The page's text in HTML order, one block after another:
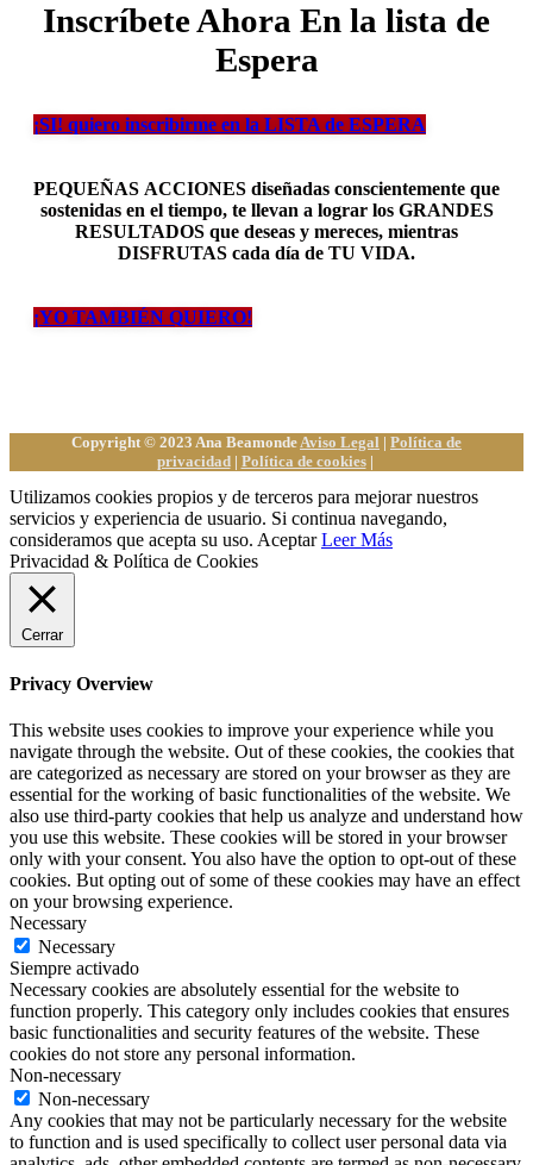
Inscríbete Ahora En la lista de
Espera
¡SI! quiero inscribirme en la LISTA de ESPERA
PEQUEÑAS ACCIONES diseñadas conscientemente que
sostenidas en el tiempo, te llevan a lograr los GRANDES
RESULTADOS que deseas y mereces, mientras
DISFRUTAS cada día de TU VIDA.
¡YO TAMBIÉN QUIERO!
Copyright © 2023 Ana BeamondeAviso Legal | Política de
privacidad| Política de cookies|
Utilizamos cookies propios y de terceros para mejorar nuestros
servicios y experiencia de usuario. Si continua navegando,
consideramos que acepta su uso. Aceptar Leer Más
Privacidad & Política de Cookies
Cerrar
Privacy Overview
This website uses cookies to improve your experience while you
navigate through the website. Out of these cookies, the cookies that
are categorized as necessary are stored on your browser as they are
essential for the working of basic functionalities of the website. We
also use third-party cookies that help us analyze and understand how
you use this website. These cookies will be stored in your browser
only with your consent. You also have the option to opt-out of these
cookies. But opting out of some of these cookies may have an effect
on your browsing experience.
Necessary
Necessary
Siempre activado
Necessary cookies are absolutely essential for the website to
function properly. This category only includes cookies that ensures
basic functionalities and security features of the website. These
cookies do not store any personal information.
Non-necessary
Non-necessary
Any cookies that may not be particularly necessary for the website
to function and is used specifically to collect user personal data via